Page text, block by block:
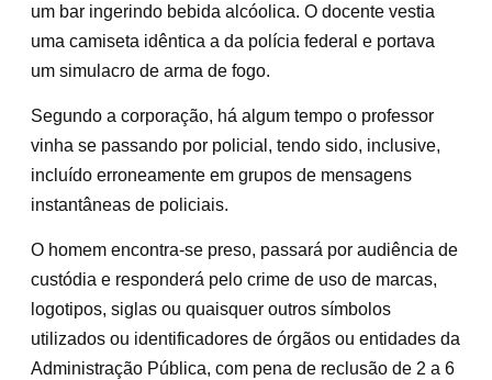
um bar ingerindo bebida alcóolica. O docente vestia
uma camiseta idêntica a da polícia federal e portava
um simulacro de arma de fogo.
Segundo a corporação, há algum tempo o professor
vinha se passando por policial, tendo sido, inclusive,
incluído erroneamente em grupos de mensagens
instantâneas de policiais.
O homem encontra-se preso, passará por audiência de
custódia e responderá pelo crime de uso de marcas,
logotipos, siglas ou quaisquer outros símbolos
utilizados ou identificadores de órgãos ou entidades da
Administração Pública, com pena de reclusão de 2 a 6